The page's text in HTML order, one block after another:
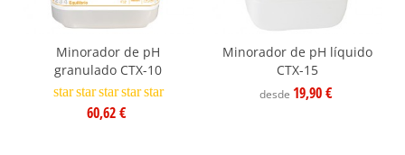
Minorador de pH
granulado CTX-10
star star star star star
60,62 €
Minorador de pH líquido
CTX-15
desde 19,90 €